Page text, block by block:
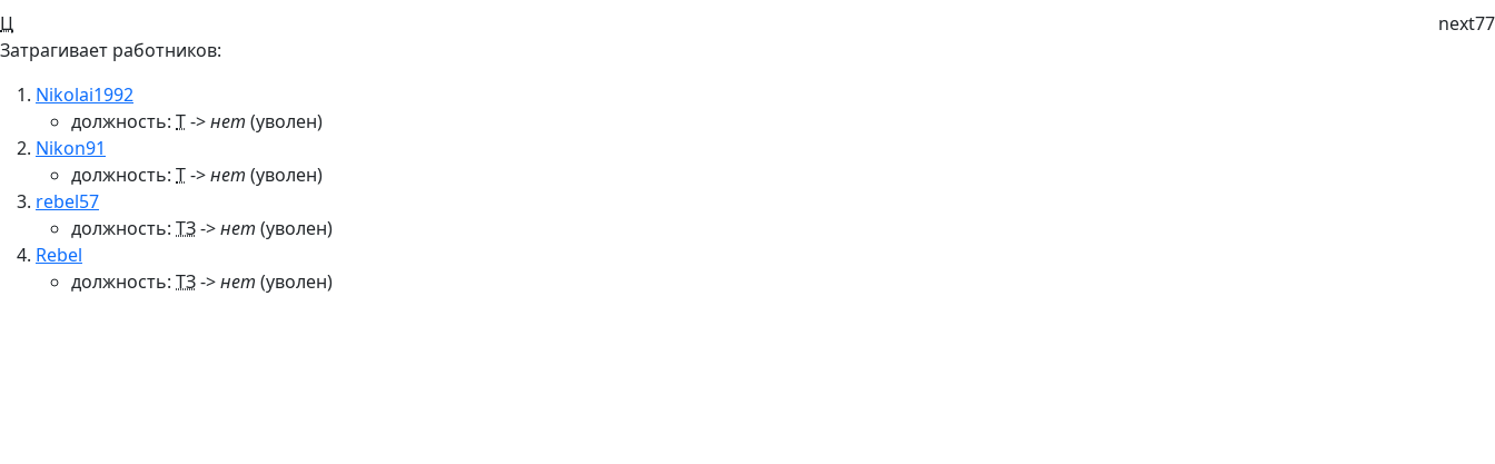
Ц
next77
Затрагивает работников:
Nikolai1992
должность: Т->нет (уволен)
Nikon91
должность: Т->нет (уволен)
rebel57
должность: ТЗ->нет (уволен)
Rebel
должность: ТЗ->нет (уволен)